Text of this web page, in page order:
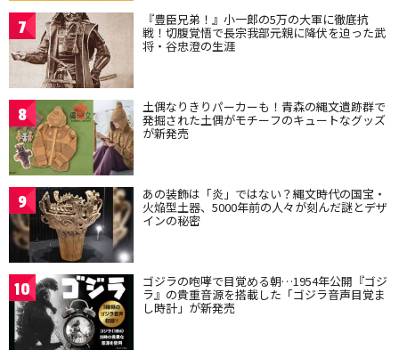
7 『豊臣兄弟！』小一郎の5万の大軍に徹底抗
戦！切腹覚悟で長宗我部元親に降伏を迫った武
将・谷忠澄の生涯
8 土偶なりきりパーカーも！青森の縄文遺跡群で
発掘された土偶がモチーフのキュートなグッズ
が新発売
9 あの装飾は「炎」ではない？縄文時代の国宝・
火焔型土器、5000年前の人々が刻んだ謎とデザ
インの秘密
10 ゴジラの咆哮で目覚める朝…1954年公開『ゴジ
ラ』の貴重音源を搭載した「ゴジラ音声目覚ま
し時計」が新発売